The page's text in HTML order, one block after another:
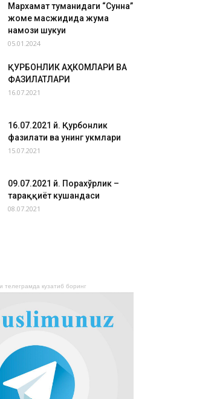
Мархамат туманидаги “Сунна”
жоме масжидида жума
намози шукуҳи
05.01.2024
ҚУРБОНЛИК АҲКОМЛАРИ ВА
ФАЗИЛАТЛАРИ
16.07.2021
16.07.2021 й. Қурбонлик
фазилати ва унинг ҳукмлари
15.07.2021
09.07.2021 й. Порахўрлик –
тараққиёт кушандаси
08.07.2021
телеграмда кузатиб боринг